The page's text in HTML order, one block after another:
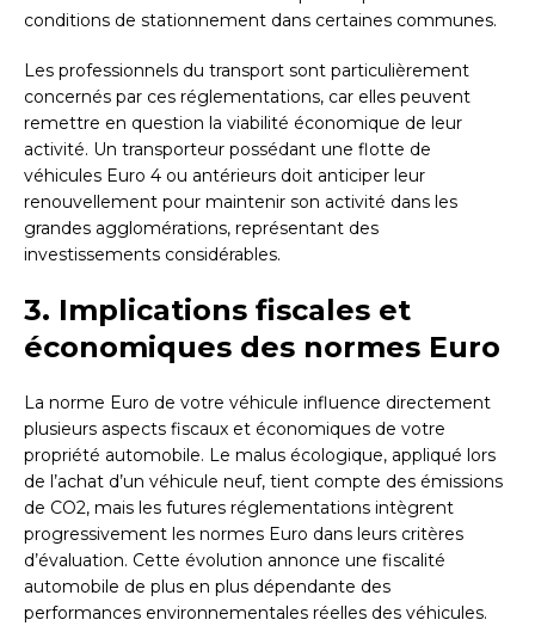
conditions de stationnement dans certaines communes.
Les professionnels du transport sont particulièrement
concernés par ces réglementations, car elles peuvent
remettre en question la viabilité économique de leur
activité. Un transporteur possédant une flotte de
véhicules Euro 4 ou antérieurs doit anticiper leur
renouvellement pour maintenir son activité dans les
grandes agglomérations, représentant des
investissements considérables.
3. Implications fiscales et
économiques des normes Euro
La norme Euro de votre véhicule influence directement
plusieurs aspects fiscaux et économiques de votre
propriété automobile. Le malus écologique, appliqué lors
de l’achat d’un véhicule neuf, tient compte des émissions
de CO2, mais les futures réglementations intègrent
progressivement les normes Euro dans leurs critères
d’évaluation. Cette évolution annonce une fiscalité
automobile de plus en plus dépendante des
performances environnementales réelles des véhicules.